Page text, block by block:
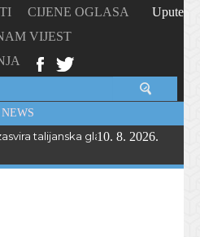
CIJENE OGLASA
VIJEST
Upute
NEWS
talijanska glazba… Peta „Serata
10. 8. 2026.